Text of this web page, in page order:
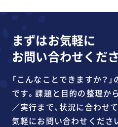
まずはお気軽に
お問い合わせくだ
「こんなことできますか？
です。課題と目的の整理か
／実行まで、状況に合わせ
気軽にお問い合わせくださ